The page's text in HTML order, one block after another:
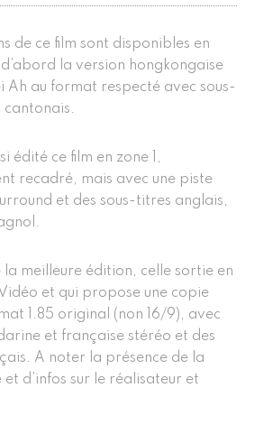
de ce film sont disponibles en
la version hongkongaise
Ah au format respecté avec sous-
édité ce film en zone 1,
recadré, mais avec une piste
et des sous-titres anglais,
la meilleure édition, celle sortie en
et qui propose une copie
1.85 original (non 16/9), avec
et française stéréo et des
A noter la présence de la
et d’infos sur le réalisateur et